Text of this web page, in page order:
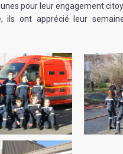
pour leur engagement
ils ont apprécié leur